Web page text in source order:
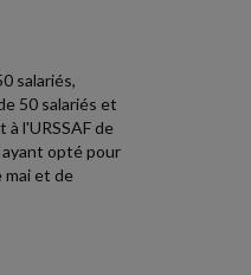
salariés,
50 salariés et
l'URSSAF de
opté pour
mai et de